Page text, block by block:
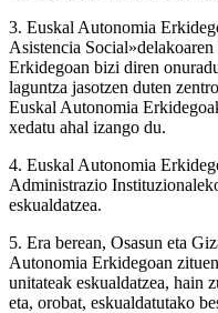
3. Euskal Autonomia
Asistencia
Erkidegoan bizi diren
laguntza jasotzen duten
Euskal Autonomia
xedatu ahal izango du.
4. Euskal Autonomia
Administrazio
eskualdatzea.
5. Era berean, Osasun eta
Autonomia Erkidegoan
unitateak eskualdatzea, hain
eta, orobat, eskualdatutako